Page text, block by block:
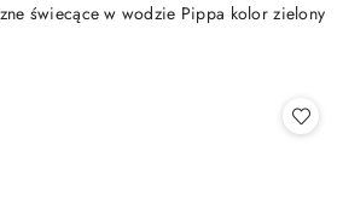
świecące w wodzie Pippa kolor zielony